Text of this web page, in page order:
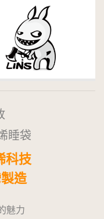
睡袋
科技
造
魅力